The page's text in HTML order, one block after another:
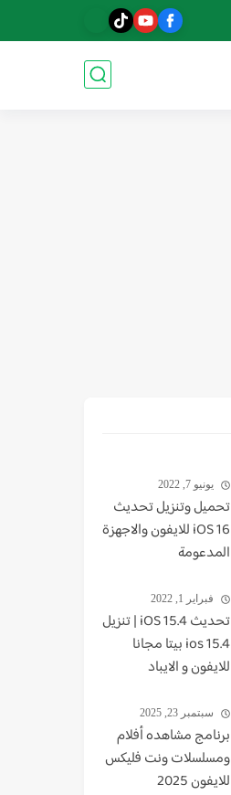
يونيو 7, 2022
تحميل وتنزيل تحديث
iOS 16 للايفون والاجهزة
المدعومة
فبراير 1, 2022
تحديث iOS 15.4 | تنزيل
ios 15.4 بيتا مجانا
للايفون و الايباد
سبتمبر 23, 2025
برنامج مشاهده أفلام
ومسلسلات ونت فليكس
للايفون 2025